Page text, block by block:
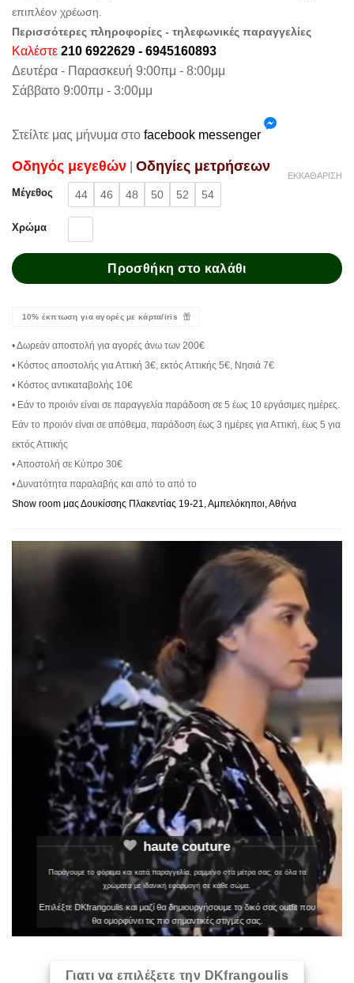
επιπλέον χρέωση.
Περισσότερες πληροφορίες - τηλεφωνικές παραγγελίες
Καλέστε 210 6922629 - 6945160893
Δευτέρα - Παρασκευή 9:00πμ - 8:00μμ
Σάββατο 9:00πμ - 3:00μμ
Στείλτε μας μήνυμα στο facebook messenger
Oδηγός μεγεθών Oδηγίες μετρήσεων
Μέγεθος 44 46 48 50 52 54
Χρώμα
ΕΚΚΑΘΆΡΙΣΗ
Προσθήκη στο καλάθι
10% έκπτωση για αγορές με κάρτα/iris
• Δωρεάν αποστολή για αγορές άνω των 200€
• Κόστος αποστολής για Αττική 3€, εκτός Αττικής 5€, Νησιά 7€
• Κόστος αντικαταβολής 10€
• Εάν το προιόν είναι σε παραγγελία παράδοση σε 5 έως 10 εργάσιμες ημέρες.
Εάν το προιόν είναι σε απόθεμα, παράδοση έως 3 ημέρες για Αττική, έως 5 για
εκτός Αττικής
• Αποστολή σε Κύπρο 30€
• Δυνατότητα παραλαβής και από το από το
Show room μας Δουκίσσης Πλακεντίας 19-21, Αμπελόκηποι, Αθήνα
haute couture
Παράγουμε το φόρεμα και κατά παραγγελία, ραμμένο στα μέτρα σας, σε όλα τα
χρώματα με ιδανική εφαρμογή σε κάθε σώμα.
Επιλέξτε DKfrangoulis και μαζί θα δημιουργήσουμε το δικό σας outfit που
θα ομορφύνει τις πιο σημαντικές στιγμές σας.
Γιατι να επιλέξετε την DKfrangoulis